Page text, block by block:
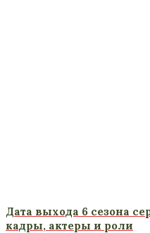
Дата выхода 6 сезона
кадры, актеры и роли